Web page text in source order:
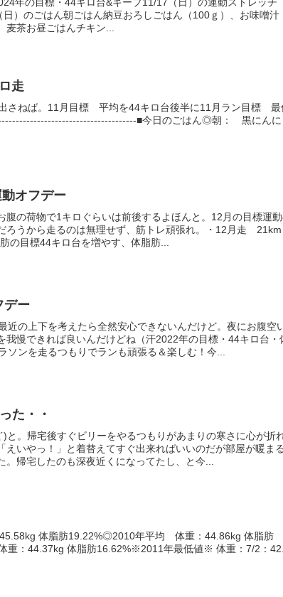
）のごはん朝ごはん納豆おろしごはん（100ｇ）、お味噌汁
茶お昼ごはんチキン...
走
さねば。11月目標 平均を44キロ台後半に11月ラン目標 最
■今日のごはん◎朝： 黒にんに
オフデー
腹の荷物で1キロぐらいは前後するよほんと。12月の目標運
ろうから走るのは無理せず、筋トレ頑張れ。・12月走
目標44キロ台を増やす、体脂肪...
デー
近の上下を考えたら全然安心できないんだけど。夜にお腹空
我慢できれば良いんだけどね（汗2022年の目標・44キロ台・
ソンを走るつもりでランも頑張る＆楽しむ！今...
た・・
と。帰宅後すぐビリーをやるつもりがあまりの寒さに心が折
えいやっ！」と着替えてすぐ出来ればいいのだが部屋が暖ま
。帰宅したのも深夜近くになってたし、と今...
体脂肪19.22%◎2010年平均 体重：44.86kg 体脂肪
：44.37kg 体脂肪16.62%※2011年最低値※ 体重：7/2：